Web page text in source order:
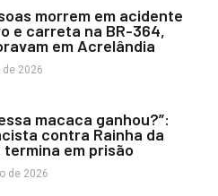
morrem em acidente
e carreta na BR-364,
em Acrelândia
2026
macaca ganhou?”:
contra Rainha da
termina em prisão
de 2026